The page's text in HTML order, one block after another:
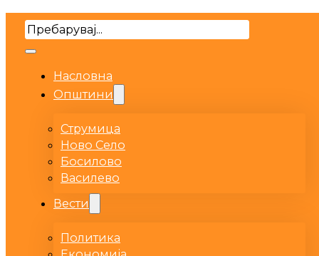
Search
Насловна
Општини
Струмица
Ново Село
Босилово
Василево
Вести
Политика